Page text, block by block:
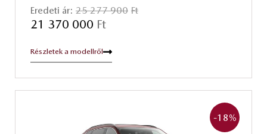
Eredeti ár: 25 277 900 Ft
21 370 000 Ft
Részletek a modellről
-18%